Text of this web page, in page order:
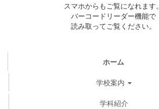
スマホからもご覧になれます。
バーコードリーダー機能で
読み取ってご覧ください。
ホーム
学校案内
学科紹介